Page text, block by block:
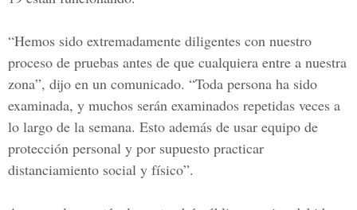
“Hemos sido extremadamente diligentes con nuestro
proceso de pruebas antes de que cualquiera entre a nuestra
zona”, dijo en un comunicado. “Toda persona ha sido
examinada, y muchos serán examinados repetidas veces a
lo largo de la semana. Esto además de usar equipo de
protección personal y por supuesto practicar
distanciamiento social y físico”.